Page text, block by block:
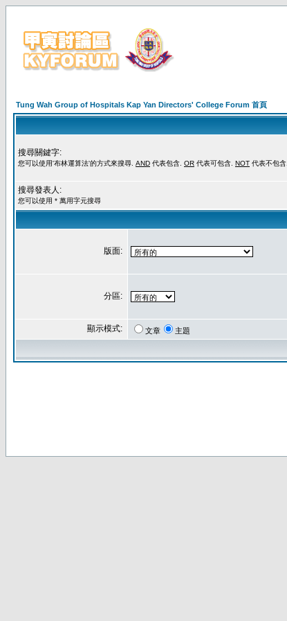
Tung Wah Group of Hospitals Kap Yan Directors' College Forum 首頁
搜尋關鍵字:
您可以使用'布林運算法'的方式來搜尋. AND 代表包含. OR 代表可包含. NOT 代表不包含.
搜尋發表人:
您可以使用 * 萬用字元搜尋
版面:
分區:
顯示模式: 文章 主題